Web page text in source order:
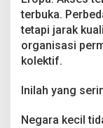
terbuka.
tetapi jarak
organisasi
kolektif.
Inilah yang
Negara kecil